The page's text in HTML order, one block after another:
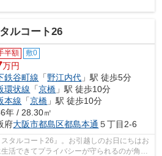
ルコート26
半額 敷0
万円
鉄谷町線 「野江内代 」駅 徒歩5分
環状線 「京橋 」駅 徒歩10分
本線 「京橋 」駅 徒歩10分
年 / 28.30㎡
府大阪市都島区都島本通 ５丁目2-6
タルコート26』。お引越しのお日にちはお
活できてプライバシーが守られるのが角部